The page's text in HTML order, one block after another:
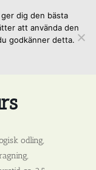
odling,
dig den bästa
att använda den
godkänner detta.